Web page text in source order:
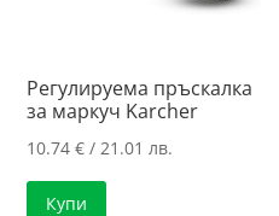
Регулируема пръскалка
за маркуч Karcher
10.74€ / 21.01 лв.
Купи